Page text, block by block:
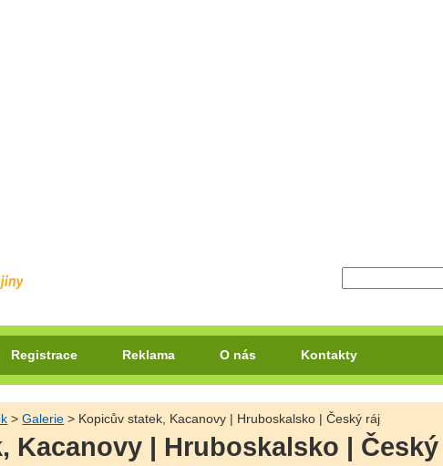
Registrace Reklama O nás Kontakty
>Galerie > Kopicův statek, Kacanovy | Hruboskalsko | Český ráj
Kacanovy | Hruboskalsko |